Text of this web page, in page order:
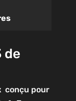
de
conçu pour